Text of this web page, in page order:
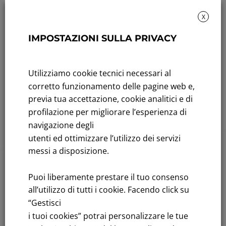
2021 – 2025
Novembre 25, 2020
Leggi tutto
gestione al 30
2020
Novembre 12, 2020
Leggi tutto
Il Consiglio di
2020, Comunicati
Finanziari
Pubblicazion
X
IMPOSTAZIONI SULLA PRIVACY
Utilizziamo cookie tecnici necessari al
corretto funzionamento delle pagine web e,
previa tua accettazione, cookie analitici e di
profilazione per migliorare l’esperienza di
navigazione degli
utenti ed ottimizzare l’utilizzo dei servizi
messi a disposizione.
Puoi liberamente prestare il tuo consenso
all’utilizzo di tutti i cookie. Facendo click su
“Gestisci
i tuoi cookies” potrai personalizzare le tue